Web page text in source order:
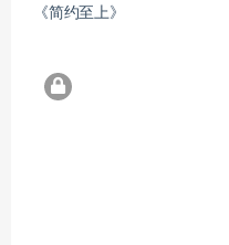
《简约至上》